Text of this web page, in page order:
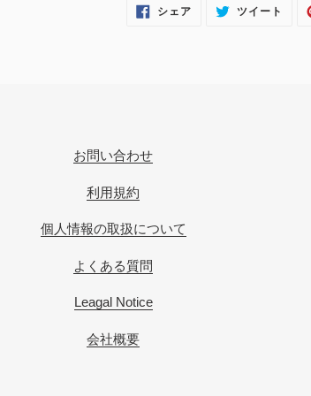
シェアFACEBOOKツイート
お問い合わせ
利用規約
個人情報の取扱について
よくある質問
Leagal Notice
会社概要